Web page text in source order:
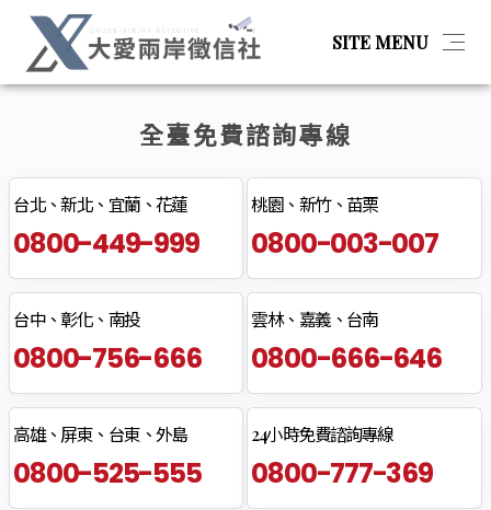
SITE MENU
最新消息
服務項目
關於我們
全臺免費諮詢專線
台北、新北、宜蘭、花蓮
0800-449-999
桃園、新竹、苗栗
0800-003-007
台中、彰化、南投
0800-756-666
雲林、嘉義、台南
0800-666-646
高雄、屏東、台東、外島
0800-525-555
24小時免費諮詢專線
0800-777-369